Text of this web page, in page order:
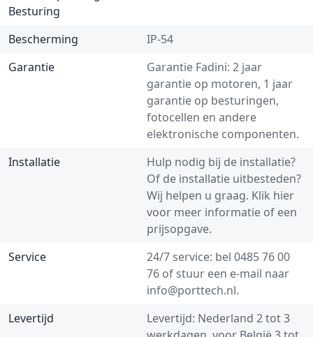
Besturing
Bescherming
IP-54
Garantie
Garantie Fadini: 2 jaar
garantie op motoren, 1 jaar
garantie op besturingen,
fotocellen en andere
elektronische componenten.
Installatie
Hulp nodig bij de installatie?
Of de installatie uitbesteden?
Wij helpen u graag. Klik hier
voor meer informatie of een
prijsopgave.
Service
24/7 service: bel 0485 76 00
76 of stuur een e-mail naar
info@porttech.nl.
Levertijd
Levertijd: Nederland 2 tot 3